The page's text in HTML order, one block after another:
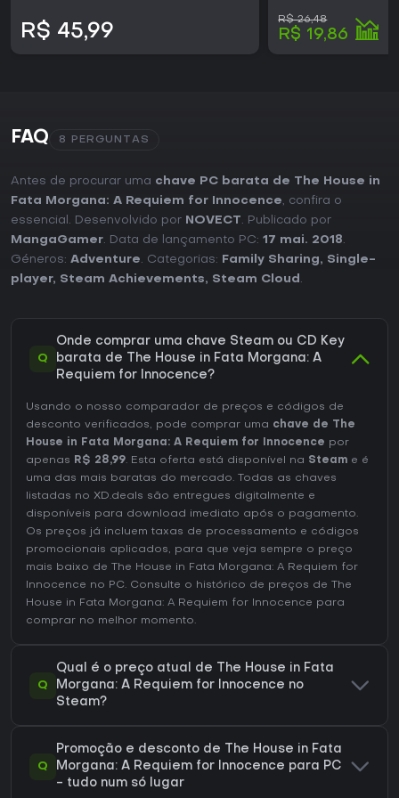
R$ 45,99
R$ 26,48
R$ 19,86
FAQ 8 PERGUNTAS
Antes de procurar uma chave PC barata de The House in
Fata Morgana: A Requiem for Innocence, confira o
essencial. Desenvolvido por NOVECT. Publicado por
MangaGamer. Data de lançamento PC: 17 mai. 2018.
Géneros: Adventure. Categorias: Family Sharing, Single-
player, Steam Achievements, Steam Cloud .
Q
Onde comprar uma chave Steam ou CD Key
barata de The House in Fata Morgana: A
Requiem for Innocence?
Usando o nosso comparador de preços e códigos de
desconto verificados, pode comprar uma chave de The
House in Fata Morgana: A Requiem for Innocence por
apenas R$ 28,99. Esta oferta está disponível na Steam e é
uma das mais baratas do mercado. Todas as chaves
listadas no XD.deals são entregues digitalmente e
disponíveis para download imediato após o pagamento.
Os preços já incluem taxas de processamento e códigos
promocionais aplicados, para que veja sempre o preço
mais baixo de The House in Fata Morgana: A Requiem for
Innocence no PC. Consulte o histórico de preços de The
House in Fata Morgana: A Requiem for Innocence para
comprar no melhor momento.
Q
Qual é o preço atual de The House in Fata
Morgana: A Requiem for Innocence no
Steam?
Q
Promoção e desconto de The House in Fata
Morgana: A Requiem for Innocence para PC
- tudo num só lugar